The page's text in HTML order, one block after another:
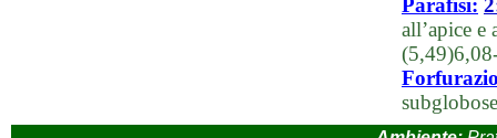
Parafisi:
all’apice e